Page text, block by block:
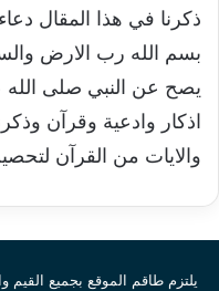
ذكرنا في هذا المقال
بسم الله رب الارض
يصح عن النبي صلى
اذكار وادعية وقرآن
والايات من القرآن
يلتزم طاقم الموقع بجميع القيم